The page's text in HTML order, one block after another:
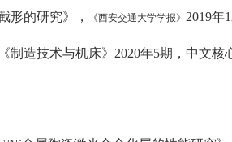
形的研究》， 《西安交通大学学报》 2019年
造技术与机床》2020年5期，中文核